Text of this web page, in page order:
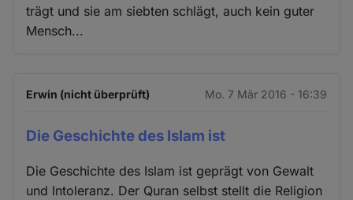
trägt und sie am siebten schlägt, auch kein guter
Mensch...
Erwin (nicht überprüft) Mo. 7 Mär 2016 - 16:39
Die Geschichte des Islam ist
Die Geschichte des Islam ist geprägt von Gewalt
und Intoleranz. Der Quran selbst stellt die Religion